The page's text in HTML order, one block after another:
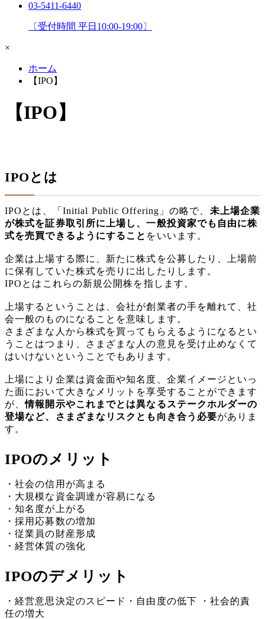
03-5411-6440
〔受付時間 平日10:00-19:00〕
×
ホーム
【IPO】
【IPO】
IPOとは
IPOとは、「Initial Public Offering」の略で、 未上場企業
が株式を証券取引所に上場し、一般投資家でも自由に株
式を売買できるようにすること をいいます。
企業は上場する際に、新たに株式を公募したり、上場前
に保有していた株式を売りに出したりします。
IPOとはこれらの新規公開株を指します。
上場するということは、会社が創業者の手を離れて、社
会一般のものになることを意味します。
さまざまな人から株式を買ってもらえるようになるとい
うことはつまり、さまざまな人の意見を受け止めなくて
はいけないということでもあります。
上場により企業は資金面や知名度、企業イメージといっ
た面において大きなメリットを享受することができます
が、情報開示やこれまでとは異なるステークホルダーの
登場など、さまざまなリスクとも向き合う必要がありま
す。
IPOのメリット
・社会の信用が高まる
・大規模な資金調達が容易になる
・知名度が上がる
・採用応募数の増加
・従業員の財産形成
・経営体質の強化
IPOのデメリット
・経営意思決定のスピード・自由度の低下 ・社会的責
任の増大